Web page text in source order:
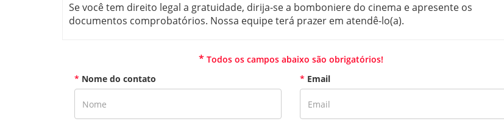
Se você tem direito legal a gratuidade, dirija-se a bomboniere do cinema e apresente os
documentos comprobatórios. Nossa equipe terá prazer em atendê-lo(a).
* Todos os campos abaixo são obrigatórios!
* Nome do contato * Email